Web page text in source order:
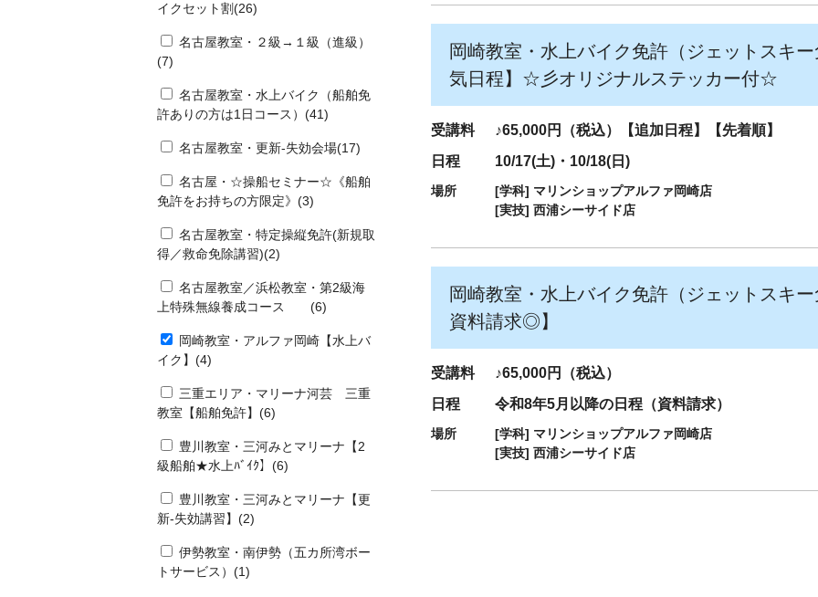
イクセット割(26)
名古屋教室・２級→１級（進級）
(7)
名古屋教室・水上バイク（船舶免
許ありの方は1日コース）(41)
名古屋教室・更新-失効会場(17)
名古屋・☆操船セミナー☆《船舶
免許をお持ちの方限定》(3)
名古屋教室・特定操縦免許(新規取
得／救命免除講習)(2)
名古屋教室／浜松教室・第2級海
上特殊無線養成コース (6)
岡崎教室・アルファ岡崎【水上バ
イク】(4)
三重エリア・マリーナ河芸 三重
教室【船舶免許】(6)
豊川教室・三河みとマリーナ【2
級船舶★水上ﾊﾞｲｸ】(6)
豊川教室・三河みとマリーナ【更
新-失効講習】(2)
伊勢教室・南伊勢（五カ所湾ボー
トサービス）(1)
岡崎教室・水上バイク免許（ジェットスキー
気日程】☆彡オリジナルステッカー付☆
受講料
♪65,000円（税込）【追加日程】【先着順】
日程
10/17(土)・10/18(日)
場所 [学科] マリンショップアルファ岡崎店
[実技] 西浦シーサイド店
岡崎教室・水上バイク免許（ジェットスキ
資料請求◎】
受講料
♪65,000円（税込）
日程
令和8年5月以降の日程（資料請求）
場所 [学科] マリンショップアルファ岡崎店
[実技] 西浦シーサイド店